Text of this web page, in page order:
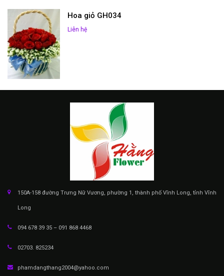
Hoa giỏ GH034
Liên hệ
150A-158 đường Trưng Nữ Vương, phường 1, thành phố Vĩnh Long, tỉnh Vĩnh
Long
094 678 39 35 – 091 868 4468
02703. 825234
phamdangthang2004@yahoo.com